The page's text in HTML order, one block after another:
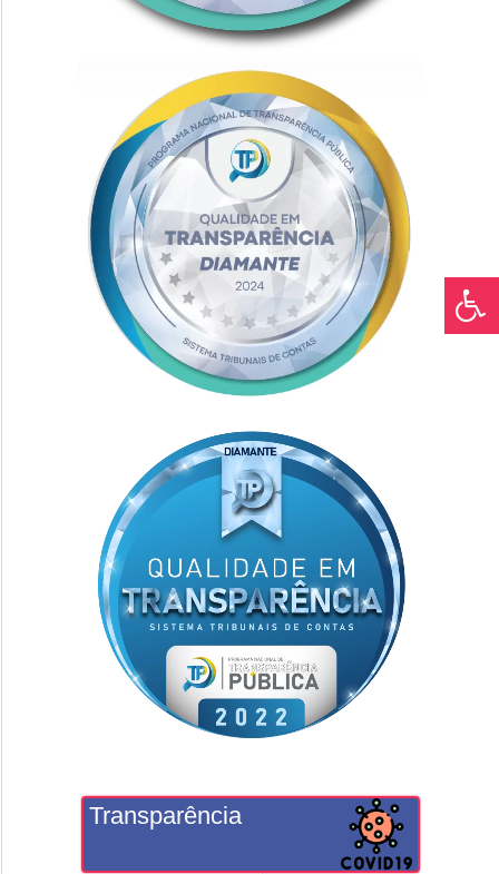
Transparência